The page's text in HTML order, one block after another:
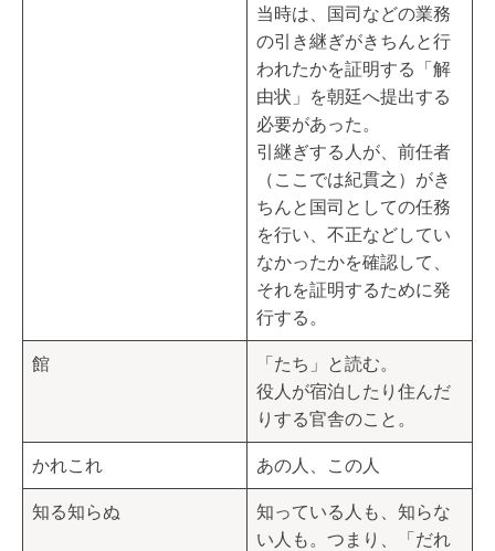
当時は、国司などの業務
の引き継ぎがきちんと行
われたかを証明する「解
由状」を朝廷へ提出する
必要があった。
引継ぎする人が、前任者
（ここでは紀貫之）がき
ちんと国司としての任務
を行い、不正などしてい
なかったかを確認して、
それを証明するために発
行する。
館
「たち」と読む。
役人が宿泊したり住んだ
りする官舎のこと。
かれこれ あの人、この人
知る知らぬ
知っている人も、知らな
い人も。つまり、「だれ